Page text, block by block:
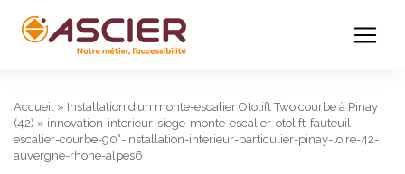
Accueil » Installation d’un monte-escalier Otolift Two courbe à Pinay
(42) » innovation-interieur-siege-monte-escalier-otolift-fauteuil-
escalier-courbe-90°-installation-interieur-particulier-pinay-loire-42-
auvergne-rhone-alpes6